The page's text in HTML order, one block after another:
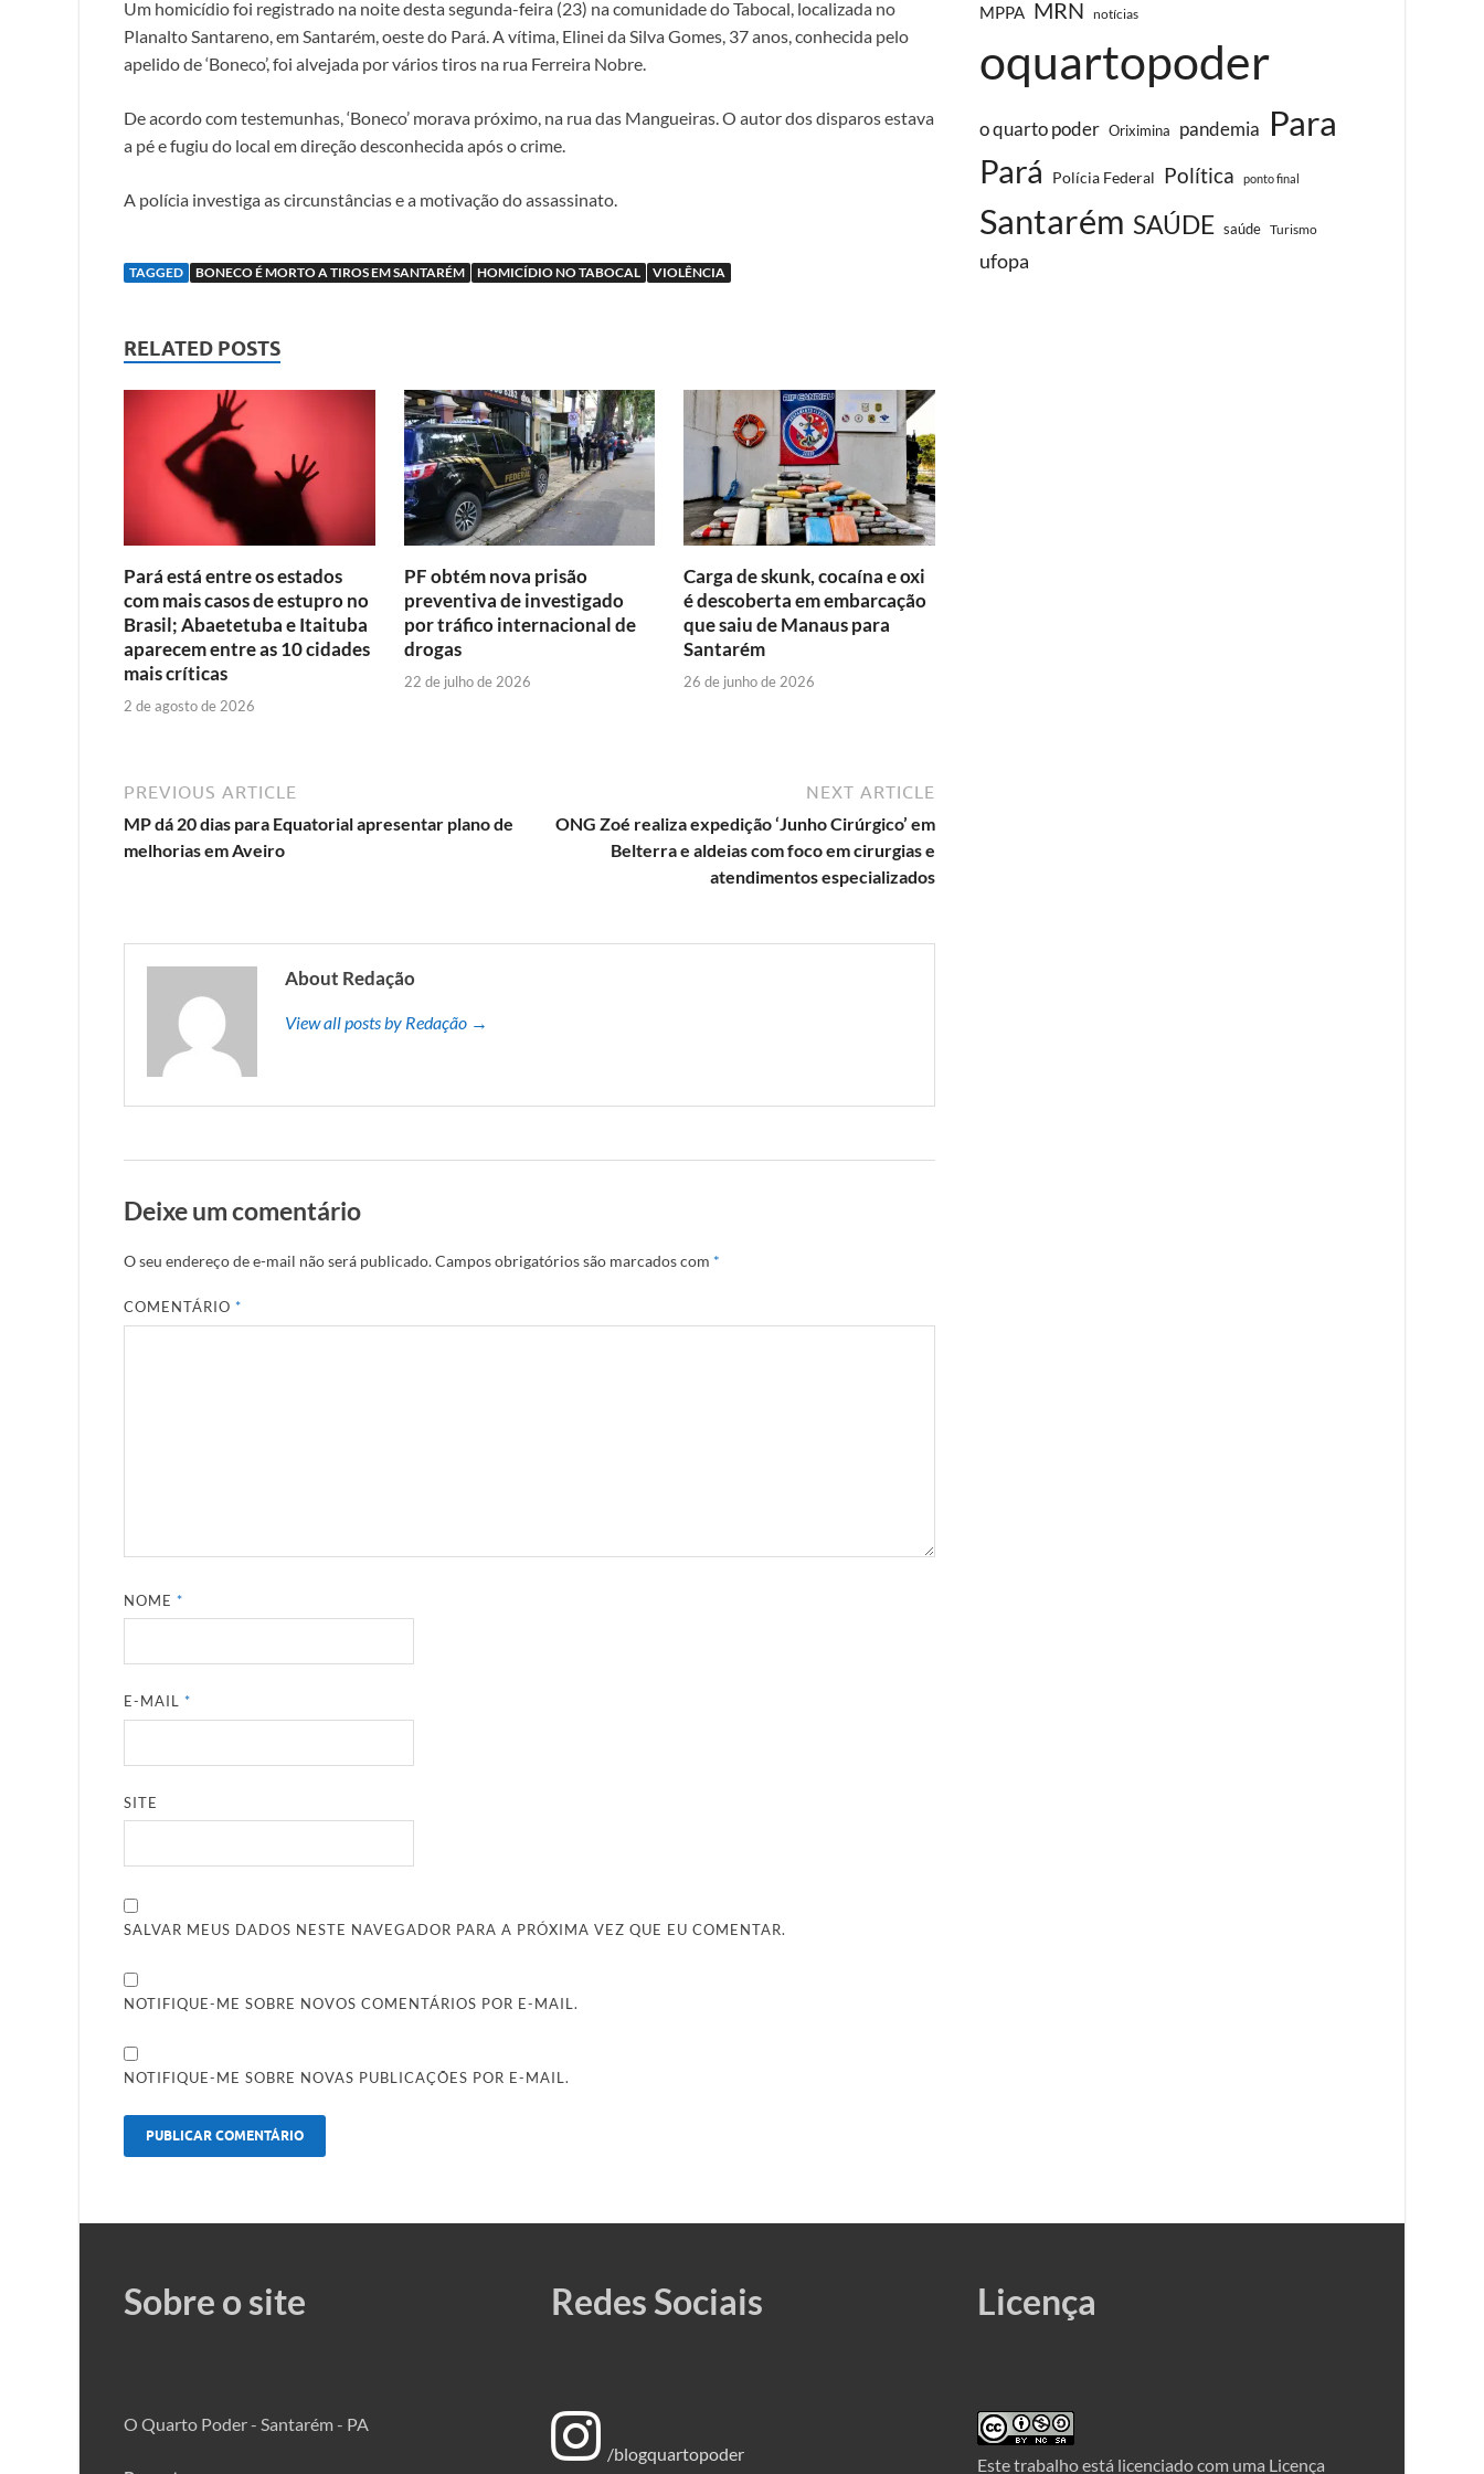
Um homicídio foi registrado na noite desta segunda-feira (23) na comunidade do Tabocal, localizada no
Planalto Santareno, em Santarém, oeste do Pará. A vítima, Elinei da Silva Gomes, 37 anos, conhecida pelo
apelido de ‘Boneco’, foi alvejada por vários tiros na rua Ferreira Nobre.
De acordo com testemunhas, ‘Boneco’ morava próximo, na rua das Mangueiras. O autor dos disparos estava
a pé e fugiu do local em direção desconhecida após o crime.
A polícia investiga as circunstâncias e a motivação do assassinato.
TAGGED BONECO É MORTO A TIROS EM SANTARÉM HOMICÍDIO NO TABOCAL VIOLÊNCIA
RELATED POSTS
Pará está entre os estados
com mais casos de estupro no
Brasil; Abaetetuba e Itaituba
aparecem entre as 10 cidades
mais críticas
2 de agosto de 2026
PF obtém nova prisão
preventiva de investigado
por tráfico internacional de
drogas
22 de julho de 2026
Carga de skunk, cocaína e oxi
é descoberta em embarcação
que saiu de Manaus para
Santarém
26 de junho de 2026
PREVIOUS ARTICLE
MP dá 20 dias para Equatorial apresentar plano de
melhorias em Aveiro
NEXT ARTICLE
ONG Zoé realiza expedição ‘Junho Cirúrgico’ em
Belterra e aldeias com foco em cirurgias e
atendimentos especializados
About Redação
View all posts by Redação →
Deixe um comentário
O seu endereço de e-mail não será publicado.Campos obrigatórios são marcados com *
COMENTÁRIO*
NOME*
E-MAIL*
SITE
SALVAR MEUS DADOS NESTE NAVEGADOR PARA A PRÓXIMA VEZ QUE EU COMENTAR.
NOTIFIQUE-ME SOBRE NOVOS COMENTÁRIOS POR E-MAIL.
NOTIFIQUE-ME SOBRE NOVAS PUBLICAÇÕES POR E-MAIL.
MPPA MRN notícias
oquartopoder
o quarto poder Oriximina pandemia Para
Pará Polícia Federal Política ponto final
Santarém SAÚDE saúde Turismo
ufopa
Sobre o site
O Quarto Poder - Santarém - PA
Redes Sociais
/blogquartopoder
Licença
Este trabalho está licenciado com uma Licença